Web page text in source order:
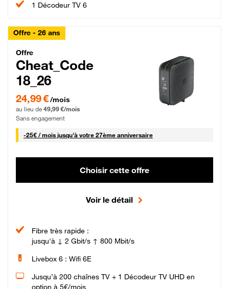
1 Décodeur TV 6
Offre - 26 ans
Cheat_Code Fibre_18_26
Offre
Cheat_Code
18_26
24,99 € par mois pendant 0 mois puis 49,99 € par mois, Sans engagement
24,99 €/mois
au lieu de 49,99 €/mois
Sans engagement
-25€ / mois25 € par mois
jusqu'à votre 27ème anniversaire
Choisir cette offre
Voir le détail
Fibre très rapide :
jusqu'à ↓ 2 Gbit/s ↑ 800 Mbit/s
Livebox 6 : Wifi 6E
Jusqu’à 200 chaînes TV + 1 Décodeur TV UHD en
option à 5€/mois